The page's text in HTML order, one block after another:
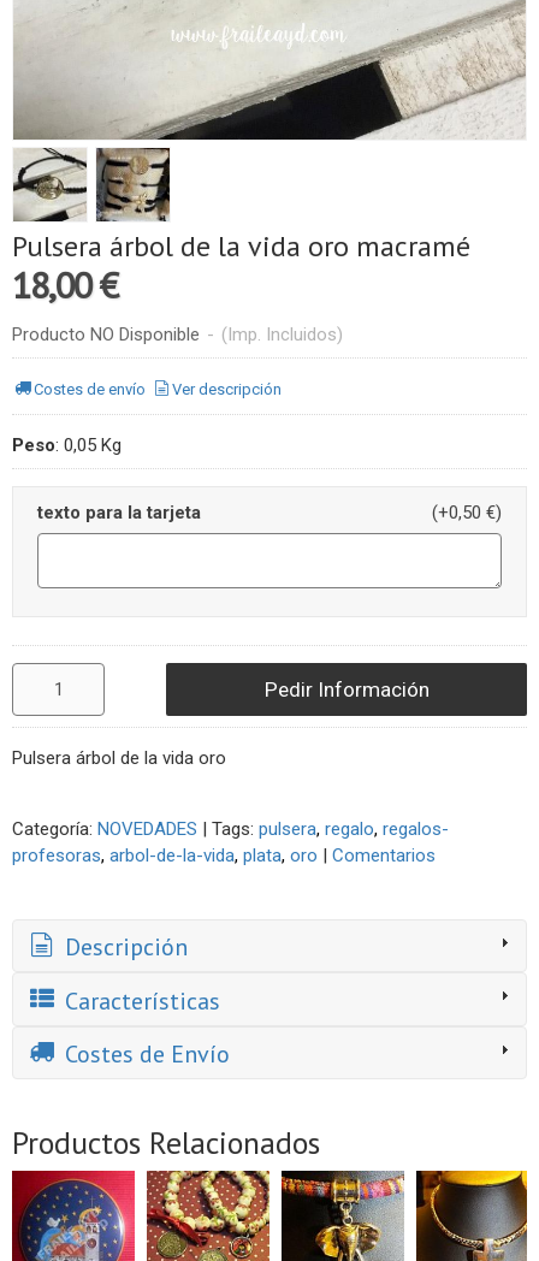
Pulsera árbol de la vida oro macramé
18,00 €
Producto NO Disponible - (Imp. Incluidos)
Costes de envío Ver descripción
Peso: 0,05 Kg
texto para la tarjeta (+0,50 €)
Pedir Información
Pulsera árbol de la vida oro
Categoría: NOVEDADES | Tags: pulsera regalo regalos-
profesoras arbol-de-la-vida plata oro | Comentarios
Descripción
Características
Costes de Envío
Productos Relacionados